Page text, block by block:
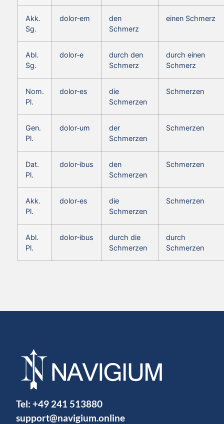
Akk.
Sg.
dolor‑em
den
Schmerz
einen Schmerz
Abl.
Sg.
dolor‑e
durch den
Schmerz
durch einen
Schmerz
Nom.
Pl.
dolor‑es
die
Schmerzen
Schmerzen
Gen.
Pl.
dolor‑um
der
Schmerzen
Schmerzen
Dat.
Pl.
dolor‑ibus
den
Schmerzen
Schmerzen
Akk.
Pl.
dolor‑es
die
Schmerzen
Schmerzen
Abl.
Pl.
dolor‑ibus
durch die
Schmerzen
durch
Schmerzen
Tel: +49 241 513880
support@navigium.online